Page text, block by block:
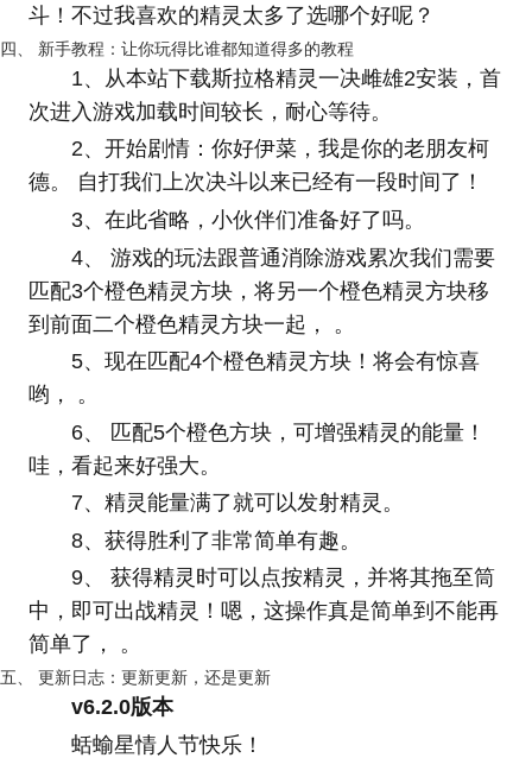
斗！不过我喜欢的精灵太多了选哪个好呢？
四、 新手教程：让你玩得比谁都知道得多的教程
1、从本站下载斯拉格精灵一决雌雄2安装，首
次进入游戏加载时间较长，耐心等待。
2、开始剧情：你好伊菜，我是你的老朋友柯
德。 自打我们上次决斗以来已经有一段时间了！
3、在此省略，小伙伴们准备好了吗。
4、 游戏的玩法跟普通消除游戏累次我们需要
匹配3个橙色精灵方块，将另一个橙色精灵方块移
到前面二个橙色精灵方块一起， 。
5、现在匹配4个橙色精灵方块！将会有惊喜
哟， 。
6、 匹配5个橙色方块，可增强精灵的能量！
哇，看起来好强大。
7、精灵能量满了就可以发射精灵。
8、获得胜利了非常简单有趣。
9、 获得精灵时可以点按精灵，并将其拖至筒
中，即可出战精灵！嗯，这操作真是简单到不能再
简单了， 。
五、 更新日志：更新更新，还是更新
v6.2.0版本
蛞蝓星情人节快乐！